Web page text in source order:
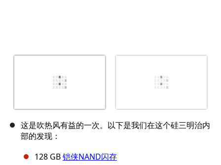
这是吹热风有益的一次。以下是我们在这个硅三明治内
部的发现：
128 GB铠侠NAND闪存